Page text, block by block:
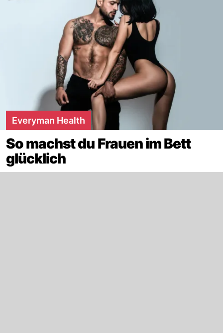
Everyman Health
So machst du Frauen im Bett
glücklich